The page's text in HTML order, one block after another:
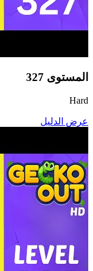
المستوى 327
Hard
عرض الدليل